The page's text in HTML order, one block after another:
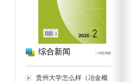
综合新闻
贵州大学怎么样（冶金概